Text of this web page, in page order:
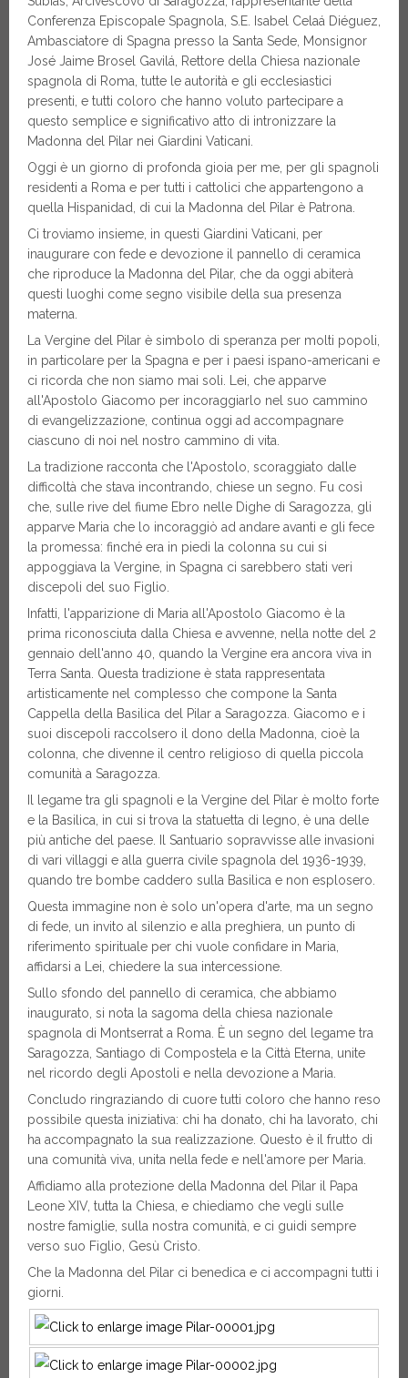
Conferenza Episcopale Spagnola, S.E. Isabel Celaá Diéguez,
Ambasciatore di Spagna presso la Santa Sede, Monsignor
José Jaime Brosel Gavilá, Rettore della Chiesa nazionale
spagnola di Roma, tutte le autorità e gli ecclesiastici
presenti, e tutti coloro che hanno voluto partecipare a
questo semplice e significativo atto di intronizzare la
Madonna del Pilar nei Giardini Vaticani.
Oggi è un giorno di profonda gioia per me, per gli spagnoli
residenti a Roma e per tutti i cattolici che appartengono a
quella Hispanidad, di cui la Madonna del Pilar è Patrona.
Ci troviamo insieme, in questi Giardini Vaticani, per
inaugurare con fede e devozione il pannello di ceramica
che riproduce la Madonna del Pilar, che da oggi abiterà
questi luoghi come segno visibile della sua presenza
materna.
La Vergine del Pilar è simbolo di speranza per molti popoli,
in particolare per la Spagna e per i paesi ispano-americani e
ci ricorda che non siamo mai soli. Lei, che apparve
all'Apostolo Giacomo per incoraggiarlo nel suo cammino
di evangelizzazione, continua oggi ad accompagnare
ciascuno di noi nel nostro cammino di vita.
La tradizione racconta che l'Apostolo, scoraggiato dalle
difficoltà che stava incontrando, chiese un segno. Fu così
che, sulle rive del fiume Ebro nelle Dighe di Saragozza, gli
apparve Maria che lo incoraggiò ad andare avanti e gli fece
la promessa: finché era in piedi la colonna su cui si
appoggiava la Vergine, in Spagna ci sarebbero stati veri
discepoli del suo Figlio.
Infatti, l'apparizione di Maria all'Apostolo Giacomo è la
prima riconosciuta dalla Chiesa e avvenne, nella notte del 2
gennaio dell'anno 40, quando la Vergine era ancora viva in
Terra Santa. Questa tradizione è stata rappresentata
artisticamente nel complesso che compone la Santa
Cappella della Basilica del Pilar a Saragozza. Giacomo e i
suoi discepoli raccolsero il dono della Madonna, cioè la
colonna, che divenne il centro religioso di quella piccola
comunità a Saragozza.
Il legame tra gli spagnoli e la Vergine del Pilar è molto forte
e la Basilica, in cui si trova la statuetta di legno, è una delle
più antiche del paese. Il Santuario sopravvisse alle invasioni
di vari villaggi e alla guerra civile spagnola del 1936-1939,
quando tre bombe caddero sulla Basilica e non esplosero.
Questa immagine non è solo un'opera d'arte, ma un segno
di fede, un invito al silenzio e alla preghiera, un punto di
riferimento spirituale per chi vuole confidare in Maria,
affidarsi a Lei, chiedere la sua intercessione.
Sullo sfondo del pannello di ceramica, che abbiamo
inaugurato, si nota la sagoma della chiesa nazionale
spagnola di Montserrat a Roma. È un segno del legame tra
Saragozza, Santiago di Compostela e la Città Eterna, unite
nel ricordo degli Apostoli e nella devozione a Maria.
Concludo ringraziando di cuore tutti coloro che hanno reso
possibile questa iniziativa: chi ha donato, chi ha lavorato, chi
ha accompagnato la sua realizzazione. Questo è il frutto di
una comunità viva, unita nella fede e nell'amore per Maria.
Affidiamo alla protezione della Madonna del Pilar il Papa
Leone XIV, tutta la Chiesa, e chiediamo che vegli sulle
nostre famiglie, sulla nostra comunità, e ci guidi sempre
verso suo Figlio, Gesù Cristo.
Che la Madonna del Pilar ci benedica e ci accompagni tutti i
giorni.